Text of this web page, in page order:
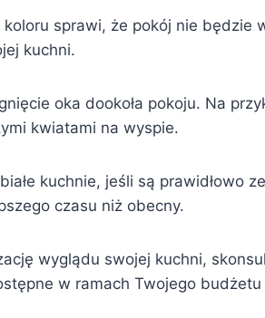
koloru sprawi, że pokój nie
kuchni.
oka dookoła pokoju. Na
kwiatami na wyspie.
kuchnie, jeśli są prawidłowo
czasu niż obecny.
wyglądu swojej kuchni,
w ramach Twojego budżetu